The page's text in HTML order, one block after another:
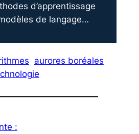
d’apprentissage
de langage…
aurores boréales
: